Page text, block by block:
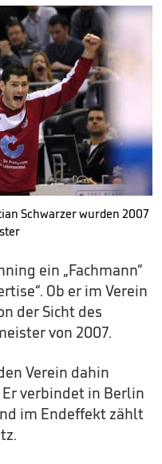
Schwarzer wurden 2007
ein „Fachmann“
Ob er im Verein
der Sicht des
von 2007.
Verein dahin
verbindet in Berlin
im Endeffekt zählt